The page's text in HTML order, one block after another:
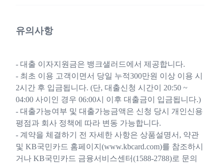
유의사항
- 대출 이자지원금은 뱅크샐러드에서 제공합니다.
- 최초 이용 고객이면서 당일 누적300만원 이상 이용 시
2시간 후 입금됩니다. (단, 대출신청 시간이 20:50 ~
04:00 사이인 경우 06:00시 이후 대출금이 입금됩니다.)
- 대출가능여부 및 대출가능금액은 신청 당시 개인신용
평점과 회사 정책에 따라 변동 가능합니다.
- 계약을 체결하기 전 자세한 사항은 상품설명서, 약관
및 KB국민카드 홈페이지(www.kbcard.com)를 참조하시
거나 KB국민카드 금융서비스센터(1588-2788)로 문의